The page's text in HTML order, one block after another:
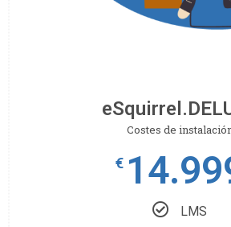
Costes de
€
LMS